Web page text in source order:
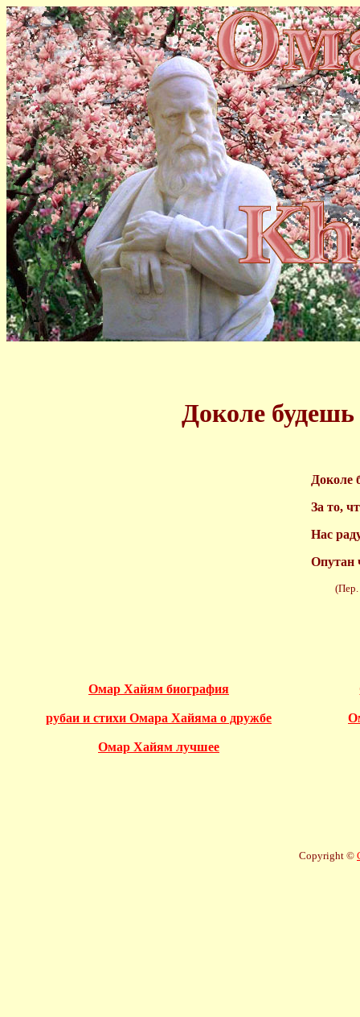
Доколе
Доколе
За то,
Нас
Опутан
(Пер.
Омар Хайям биография
рубаи и стихи Омара Хайяма о дружбе
Омар Хайям лучшее
Copyright ©